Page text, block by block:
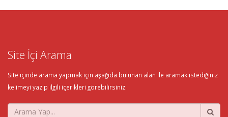
Site İçi Arama
Site içinde arama yapmak için aşağıda bulunan alan ile aramak istediğiniz
kelimeyi yazıp ilgili içerikleri görebilirsiniz.